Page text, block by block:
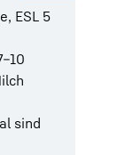
ESL 5
sind